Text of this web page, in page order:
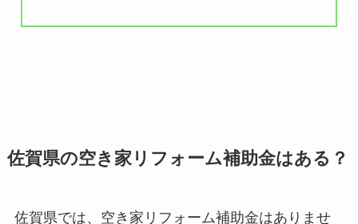
佐賀県の空き家リフォーム補助金はある？
佐賀県では、空き家リフォーム補助金はありませ